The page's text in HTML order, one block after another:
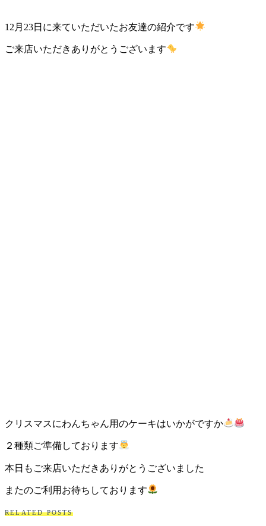
県
ペ
ッ
ト
ホ
12月23日に来ていただいたお友達の紹介です
ご来店いただきありがとうございます
クリスマスにわんちゃん用のケーキはいかがですか
２種類ご準備しております
本日もご来店いただきありがとうございました
またのご利用お待ちしております
RELATED POSTS